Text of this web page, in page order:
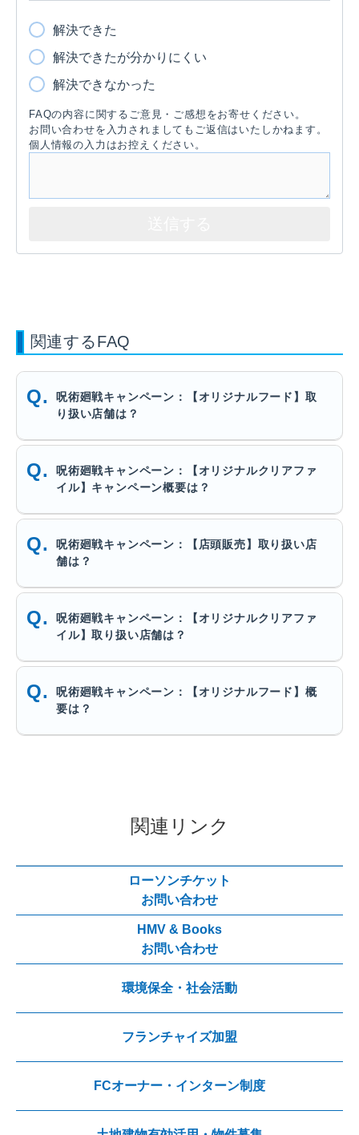
解決できた
解決できたが分かりにくい
解決できなかった
FAQの内容に関するご意見・ご感想をお寄せください。
お問い合わせを入力されましてもご返信はいたしかねます。
個人情報の入力はお控えください。
関連するFAQ
呪術廻戦キャンペーン：【オリジナルフード】取
り扱い店舗は？
呪術廻戦キャンペーン：【オリジナルクリアファ
イル】キャンペーン概要は？
呪術廻戦キャンペーン：【店頭販売】取り扱い店
舗は？
呪術廻戦キャンペーン：【オリジナルクリアファ
イル】取り扱い店舗は？
呪術廻戦キャンペーン：【オリジナルフード】概
要は？
関連リンク
ローソンチケット
お問い合わせ
HMV & Books
お問い合わせ
環境保全・社会活動
フランチャイズ加盟
FCオーナー・インターン制度